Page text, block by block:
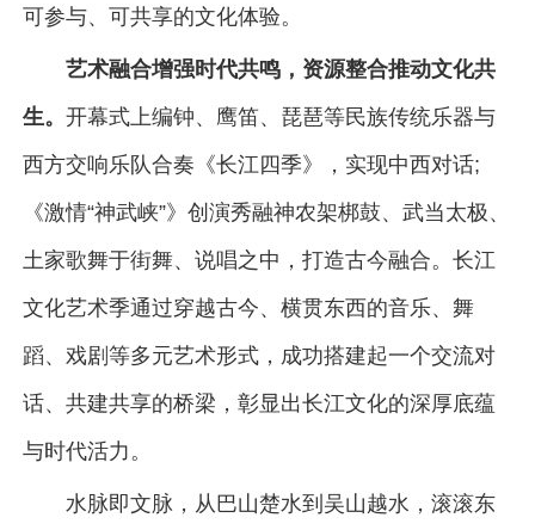
可参与、可共享的文化体验。
艺术融合增强时代共鸣，资源整合推动文化共
生。 开幕式上编钟、鹰笛、琵琶等民族传统乐器与
西方交响乐队合奏《长江四季》，实现中西对话;
《激情“神武峡”》创演秀融神农架梆鼓、武当太极、
土家歌舞于街舞、说唱之中，打造古今融合。长江
文化艺术季通过穿越古今、横贯东西的音乐、舞
蹈、戏剧等多元艺术形式，成功搭建起一个交流对
话、共建共享的桥梁，彰显出长江文化的深厚底蕴
与时代活力。
水脉即文脉，从巴山楚水到吴山越水，滚滚东